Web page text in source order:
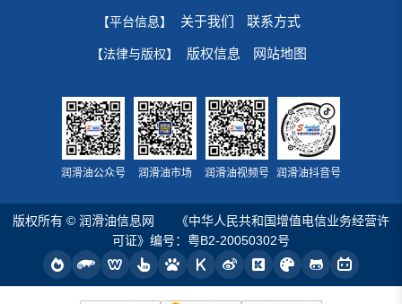
【平台信息】 关于我们 联系方式
【法律与版权】 版权信息 网站地图
润滑油公众号 润滑油市场 润滑油视频号 润滑油抖音号
版权所有 © 润滑油信息网
《中华人民共和国增值电信业务经营许
可证》编号：粤B2-20050302号